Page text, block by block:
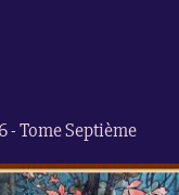
- Tome Septième